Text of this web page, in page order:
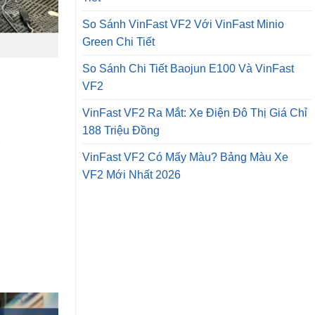
So Sánh VinFast VF2 Với VinFast Minio
Green Chi Tiết
So Sánh Chi Tiết Baojun E100 Và VinFast
VF2
VinFast VF2 Ra Mắt: Xe Điện Đô Thị Giá Chỉ
188 Triệu Đồng
VinFast VF2 Có Mấy Màu? Bảng Màu Xe
VF2 Mới Nhất 2026